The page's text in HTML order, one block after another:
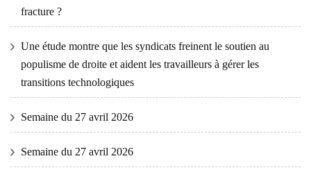
fracture ?
Une étude montre que les syndicats freinent le soutien au
populisme de droite et aident les travailleurs à gérer les
transitions technologiques
Semaine du 27 avril 2026
Semaine du 27 avril 2026